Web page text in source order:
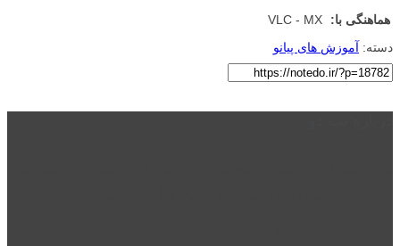
هماهنگی با:
VLC - MX
دسته: آموزش های پیانو